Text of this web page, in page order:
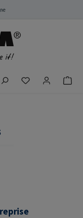
Vous avez 0